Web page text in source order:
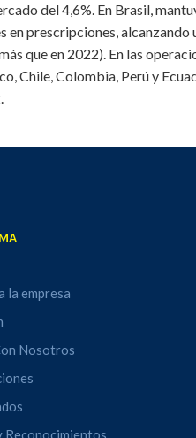
del 4,6%. En Brasil,
prescripciones,
que en 2022). En las
Chile, Colombia, Perú y
la empresa
Nosotros
Reconocimientos